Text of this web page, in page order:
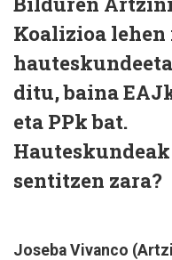
Koalizioa
ditu, baina
eta PPk bat.
sentitzen zara?
Joseba Vivanco